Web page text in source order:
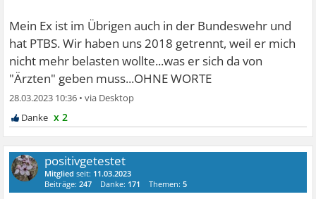
Mein Ex ist im Übrigen auch in der Bundeswehr und
hat PTBS. Wir haben uns 2018 getrennt, weil er mich
nicht mehr belasten wollte...was er sich da von
"Ärzten" geben muss...OHNE WORTE
28.03.2023 10:36 •
x 2
positivgetestet
Mitglied seit: 11.03.2023
Beiträge:247 Danke: 171 Themen:5